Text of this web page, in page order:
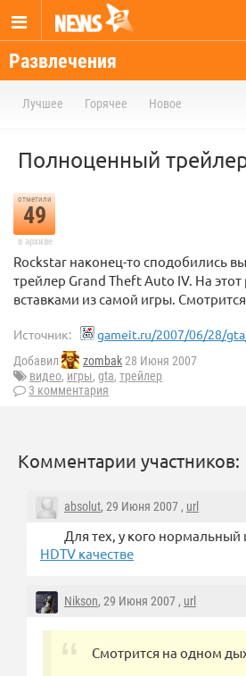
Развлечения
Лучшее Горячее Новое
Полноценный
отметили
49
в архиве
Rockstar наконец-то сподобились
трейлер Grand Theft Auto IV. На этот
вставками из самой игры.
Источник: gameit.ru/2007/06/28/
Добавил zombak28 Июня 2007
видео, игры, gta, трейлер
3 комментария
Комментарии участников:
absolut, 29 Июня 2007 , url
Для тех, у кого нормальный
HDTV качестве
Nikson, 29 Июня 2007 , url
Смотрится на одном